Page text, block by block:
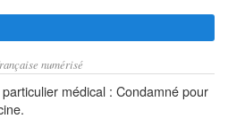
numérisé
médical : Condamné pour